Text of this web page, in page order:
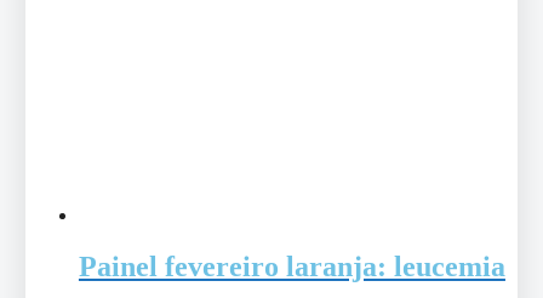
Painel fevereiro laranja: leucemia